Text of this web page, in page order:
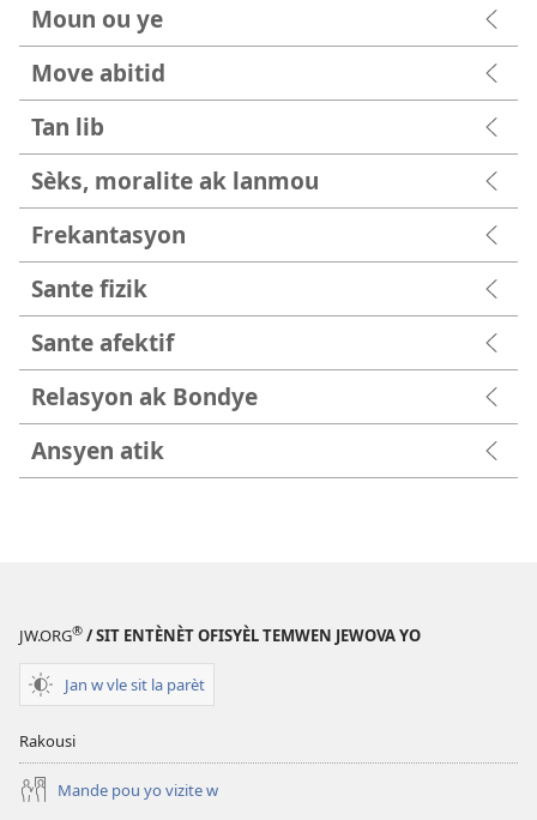
Moun ou ye
Move abitid
Tan lib
Sèks, moralite ak lanmou
Frekantasyon
Sante fizik
Sante afektif
Relasyon ak Bondye
Ansyen atik
JW.ORG® / SIT ENTÈNÈT OFISYÈL TEMWEN JEWOVA YO
Jan w vle sit la parèt
Rakousi
Mande pou yo vizite w